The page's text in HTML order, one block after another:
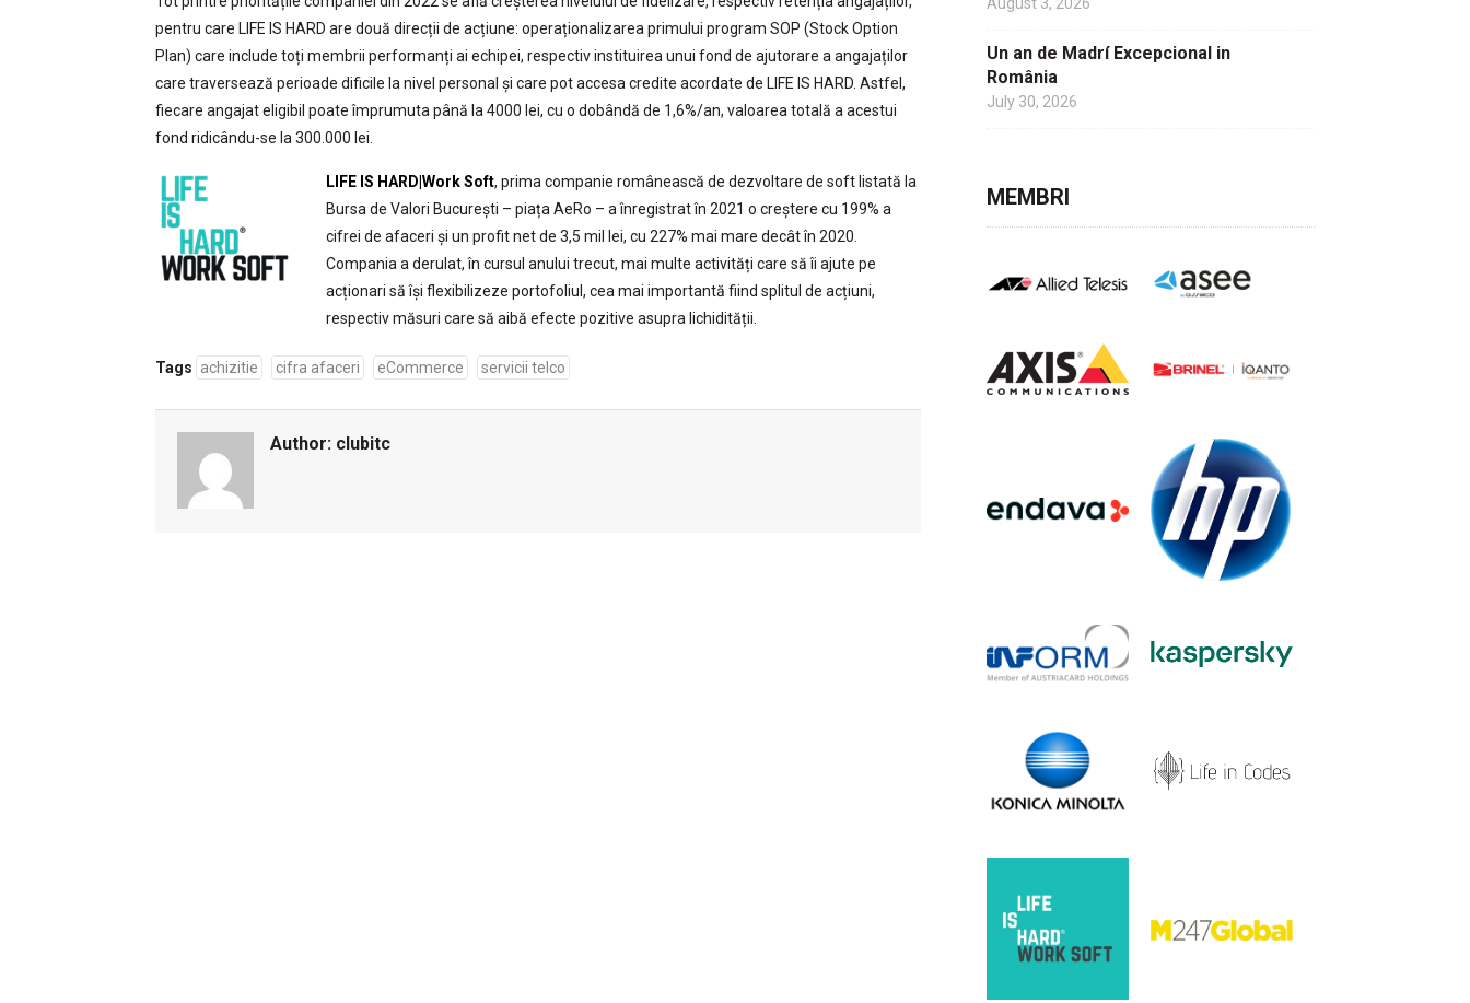
pentru care LIFE IS HARD are două direcții de acțiune: operaționalizarea primului program SOP (Stock Option
Plan) care include toți membrii performanți ai echipei, respectiv instituirea unui fond de ajutorare a angajaților
care traversează perioade dificile la nivel personal și care pot accesa credite acordate de LIFE IS HARD. Astfel,
fiecare angajat eligibil poate împrumuta până la 4000 lei, cu o dobândă de 1,6%/an, valoarea totală a acestui
fond ridicându-se la 300.000 lei.
LIFE IS HARD|Work Soft, prima companie românească de dezvoltare de soft listată la
Bursa de Valori București – piața AeRo – a înregistrat în 2021 o creștere cu 199% a
cifrei de afaceri și un profit net de 3,5 mil lei, cu 227% mai mare decât în 2020.
Compania a derulat, în cursul anului trecut, mai multe activități care să îi ajute pe
acționari să își flexibilizeze portofoliul, cea mai importantă fiind splitul de acțiuni,
respectiv măsuri care să aibă efecte pozitive asupra lichidității.
Tags achizitie cifra afaceri eCommerce servicii telco
Author: clubitc
Un an de Madrí Excepcional in
România
July 30, 2026
MEMBRI